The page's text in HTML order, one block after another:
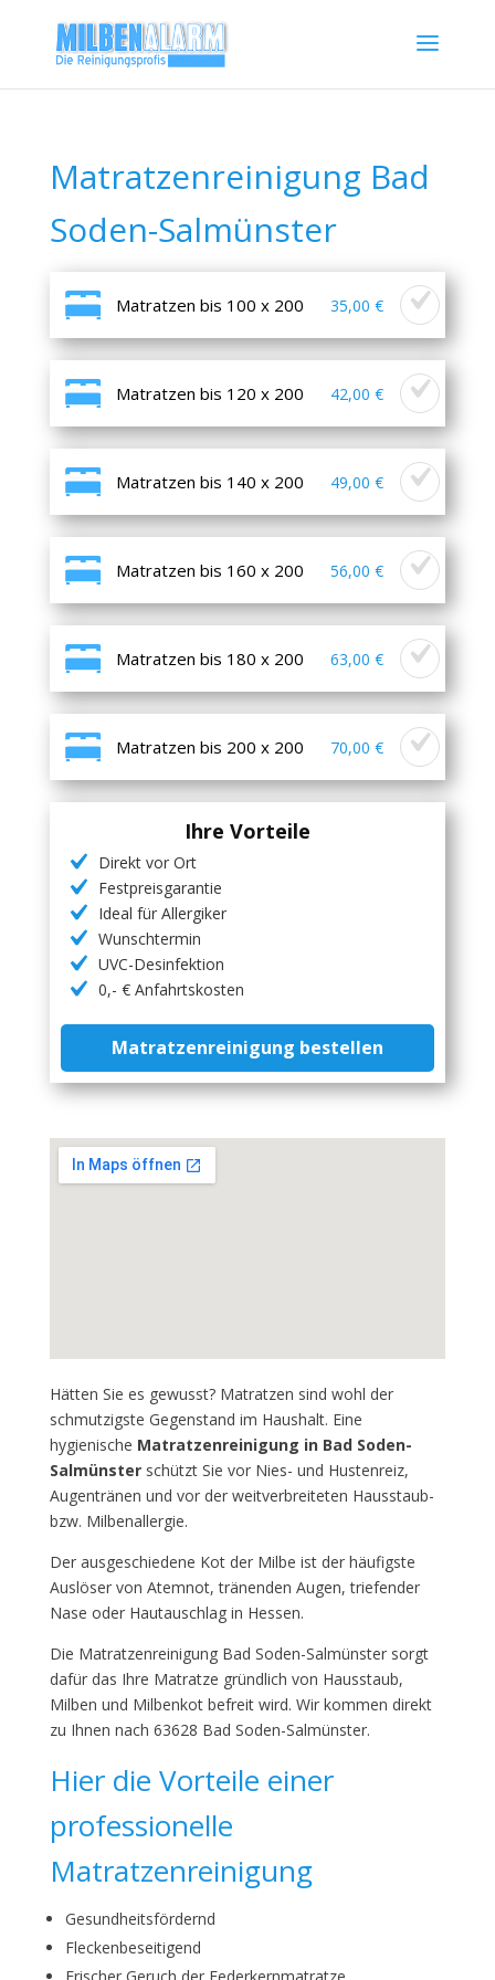
Matratzenreinigung Bad
Soden-Salmünster
Matratzen bis 100 x 200 35,00 €
Matratzen bis 120 x 200 42,00 €
Matratzen bis 140 x 200 49,00 €
Matratzen bis 160 x 200 56,00 €
Matratzen bis 180 x 200 63,00 €
Matratzen bis 200 x 200 70,00 €
Ihre Vorteile
Direkt vor Ort
Festpreisgarantie
Ideal für Allergiker
Wunschtermin
UVC-Desinfektion
0,- € Anfahrtskosten
Matratzenreinigung bestellen
Hätten Sie es gewusst? Matratzen sind wohl der
schmutzigste Gegenstand im Haushalt. Eine
hygienische Matratzenreinigung in Bad Soden-
Salmünsterschützt Sie vor Nies- und Hustenreiz,
Augentränen und vor der weitverbreiteten Hausstaub-
bzw. Milbenallergie.
Der ausgeschiedene Kot der Milbe ist der häufigste
Auslöser von Atemnot, tränenden Augen, triefender
Nase oder Hautauschlag in Hessen.
Die Matratzenreinigung Bad Soden-Salmünster sorgt
dafür das Ihre Matratze gründlich von Hausstaub,
Milben und Milbenkot befreit wird. Wir kommen direkt
zu Ihnen nach 63628 Bad Soden-Salmünster.
Hier die Vorteile einer
professionelle
Matratzenreinigung
Gesundheitsfördernd
Fleckenbeseitigend